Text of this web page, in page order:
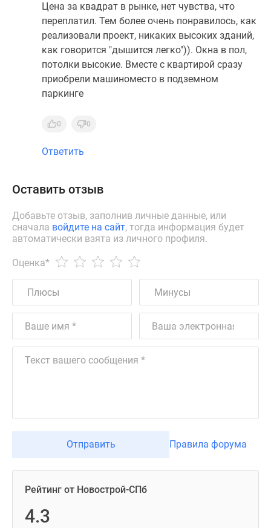
Цена за квадрат в рынке, нет чувства, что
переплатил. Тем более очень понравилось, как
реализовали проект, никаких высоких зданий,
как говорится "дышится легко")). Окна в пол,
потолки высокие. Вместе с квартирой сразу
приобрели машиноместо в подземном
паркинге
0 0
Ответить
Оставить отзыв
Добавьте отзыв, заполнив личные данные, или
сначала войдите на сайт, тогда информация будет
автоматически взята из личного профиля.
Оценка*
Отправить Правила форума
Рейтинг от Новострой-СПб
4.3